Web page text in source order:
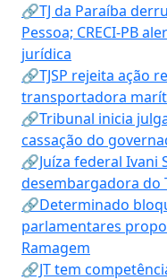
🔗TJ da Paraíba
Pessoa; CRECI-PB
jurídica
🔗TJSP rejeita ação
transportadora
🔗Tribunal inicia
cassação do
🔗Juíza federal Ivani
desembargadora do
🔗Determinado
parlamentares
Ramagem
🔗JT tem